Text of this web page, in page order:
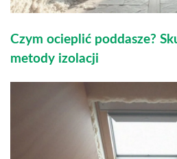
Czym ocieplić poddasze?
metody izolacji